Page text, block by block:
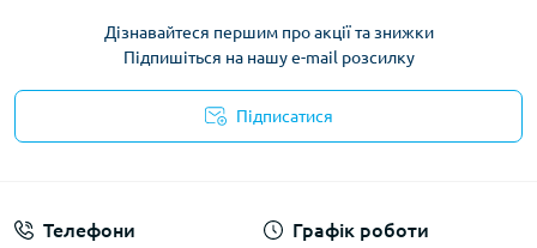
Дізнавайтеся першим про акції та знижки
Підпишіться на нашу e-mail розсилку
Підписатися
Телефони Графік роботи